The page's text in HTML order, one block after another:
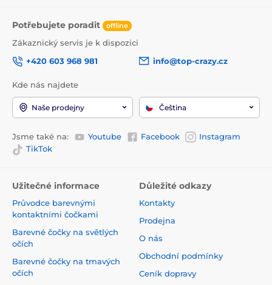
Potřebujete poradit offline
Zákaznický servis je k dispozici
+420 603 968 981
info@top-crazy.cz
Kde nás najdete
Naše prodejny Čeština
Jsme také na: Youtube Facebook
Instagram
TikTok
Užitečné informace
Průvodce barevnými
kontaktními čočkami
Barevné čočky na světlých
očích
Barevné čočky na tmavých
očích
Důležité odkazy
Kontakty
Prodejna
O nás
Obchodní podmínky
Ceník dopravy